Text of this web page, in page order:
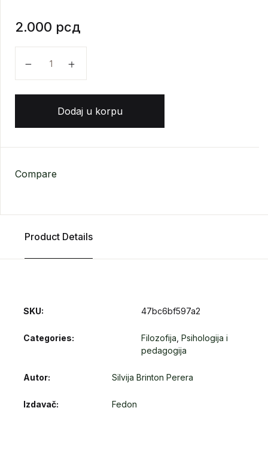
2.000 рсд
Dodaj u korpu
Compare
Product Details
SKU: 47bc6bf597a2
Categories: Filozofija Psihologija i
pedagogija
Autor Silvija Brinton Perera
Izdavač Fedon